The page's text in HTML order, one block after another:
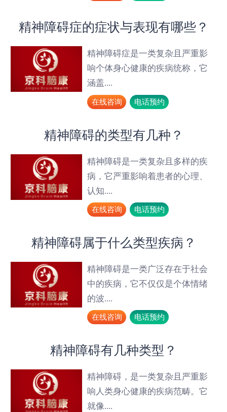
精神障碍症的症状与表现有哪些？
精神障碍症是一类复杂且严重影
响个体身心健康的疾病统称，它
涵盖....
在线咨询 电话预约
精神障碍的类型有几种？
精神障碍是一类复杂且多样的疾
病，它严重影响着患者的心理、
认知....
在线咨询 电话预约
精神障碍属于什么类型疾病？
精神障碍是一类广泛存在于社会
中的疾病，它不仅仅是个体情绪
的波....
在线咨询 电话预约
精神障碍有几种类型？
精神障碍，是一类复杂且严重影
响人类身心健康的疾病范畴。它
就像....